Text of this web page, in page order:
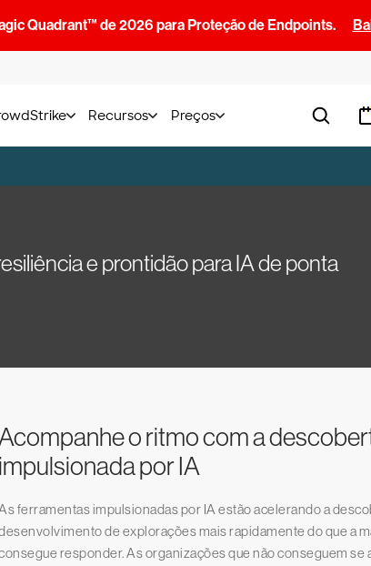
Quadrant™ de 2026 para Proteção de Endpoints.
Recursos Preços
e prontidão para IA de ponta
o ritmo com a
impulsionada por IA
ferramentas impulsionadas por IA estão acelerando a
de explorações mais rapidamente do que a
responder. As organizações que não conseguem se